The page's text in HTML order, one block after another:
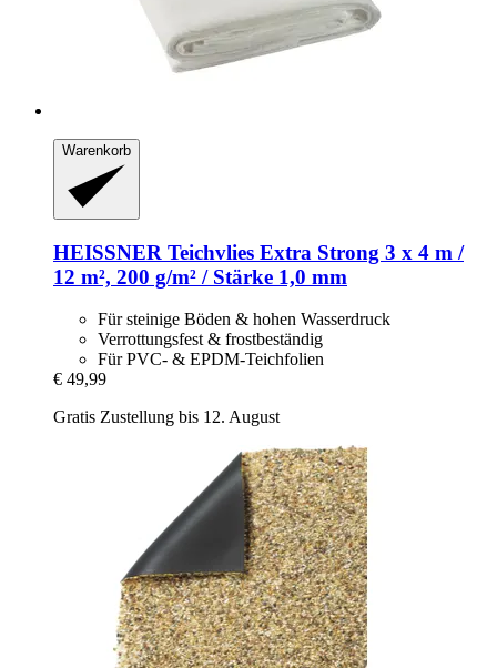
Warenkorb
HEISSNER Teichvlies Extra Strong 3 x 4 m /
12 m², 200 g/m² / Stärke 1,0 mm
Für steinige Böden & hohen Wasserdruck
Verrottungsfest & frostbeständig
Für PVC- & EPDM-Teichfolien
€ 49,99
Gratis Zustellung bis 12. August